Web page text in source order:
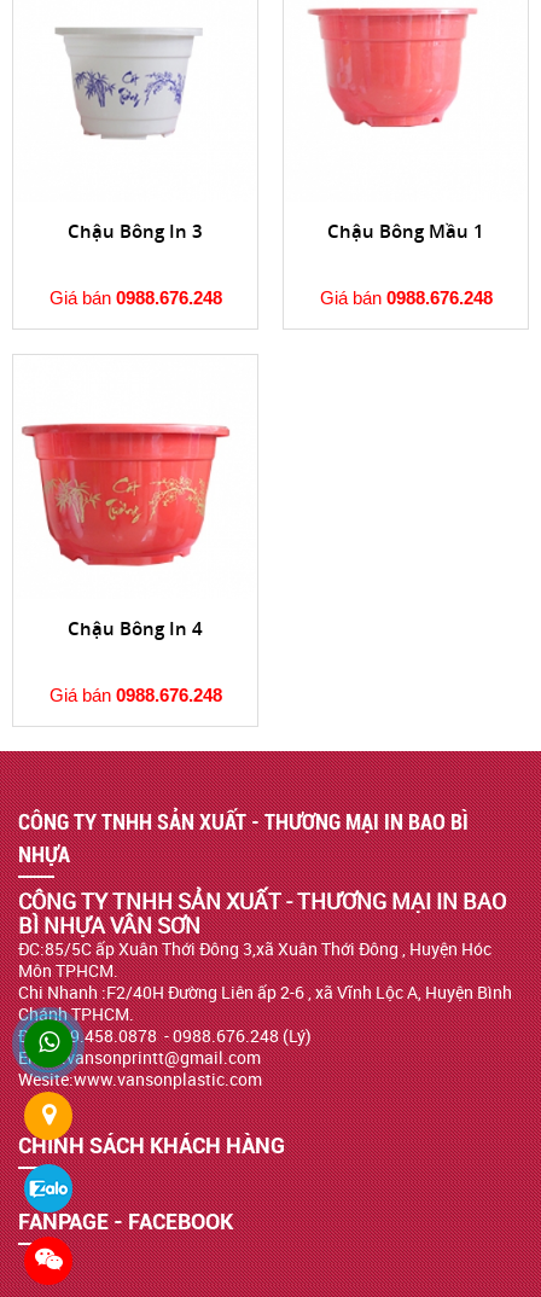
Chậu Bông In 3
Giá bán 0988.676.248
Chậu Bông Mầu 1
Giá bán 0988.676.248
Chậu Bông In 4
Giá bán 0988.676.248
CÔNG TY TNHH SẢN XUẤT - THƯƠNG MẠI IN BAO BÌ
NHỰA
CÔNG TY TNHH SẢN XUẤT - THƯƠNG MẠI IN BAO
BÌ NHỰA VÂN SƠN
ĐC:85/5C ấp Xuân Thới Đông 3,xã Xuân Thới Đông , Huyện Hóc
Môn TPHCM.
Chi Nhanh :F2/40H Đường Liên ấp 2-6 , xã Vĩnh Lộc A, Huyện Bình
Chánh TPHCM.
ĐT : 039.458.0878 - 0988.676.248 (Lý)
Email:vansonprintt@gmail.com
Wesite:www.vansonplastic.com
CHÍNH SÁCH KHÁCH HÀNG
FANPAGE - FACEBOOK